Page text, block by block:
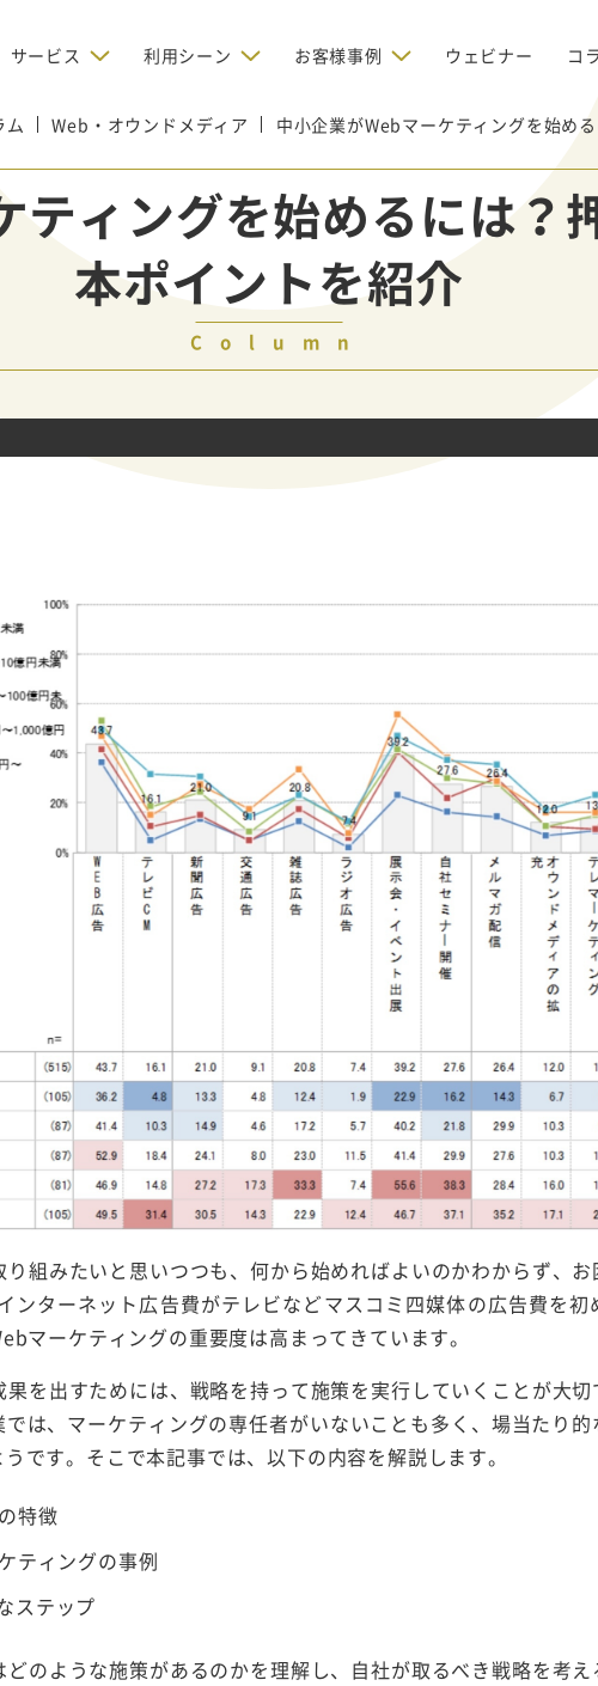
サービス
デジタルリクルーティング
OMリクルーティン
利用シーン
からの問い合わせを増やしたい
ミナー/ウェビナーの集客を増や
たい
のテレマーケティングで成果を
BtoBのリスティング広告で成果を上
BtoBのインターネット広告で
新規開拓の営業力を強化したい
採用コストを削減したい（中
向け）
営業が疲弊する「飛び込み営業
お客様事例
トレーラーハウスの認知度向上と文
化形成を目指して効果的なメールマ
ガジン配信の仕組みをMAで構築
営業の成果を最大化するBtoBデジタ
ルマーケティング：成功企業のリア
ルな事例に学ぶ
ウェビナー コ
ム Web・オウンドメディア 中小企業がWebマーケティングを始め
ティングを始めるには？
本ポイントを紹介
Column
組みたいと思いつつも、何から始めればよいのかわからず、お
ンターネット広告費がテレビなどマスコミ四媒体の広告費を初
マーケティングの重要度は高まってきています。
を出すためには、戦略を持って施策を実行していくことが大
は、マーケティングの専任者がいないことも多く、場当たり
です。そこで本記事では、以下の内容を解説します。
特徴
ティングの事例
ステップ
のような施策があるのかを理解し、自社が取るべき戦略を考え